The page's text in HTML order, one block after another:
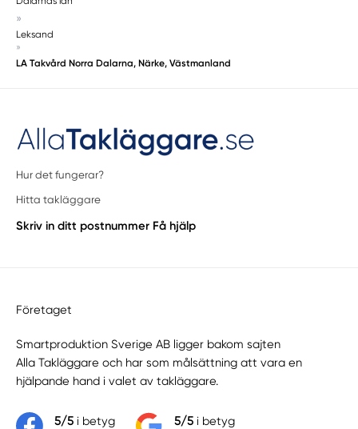
»
Leksand
»
LA Takvård Norra Dalarna, Närke, Västmanland
Hur det fungerar?
Hitta takläggare
Skriv in ditt postnummer Få hjälp
Företaget
Smartproduktion Sverige AB ligger bakom sajten
Alla Takläggare och har som målsättning att vara en
hjälpande hand i valet av takläggare.
5/5i betyg 5/5i betyg